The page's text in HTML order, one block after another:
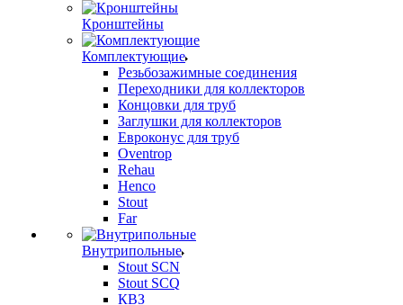
Кронштейны
Комплектующие
Резьбозажимные соединения
Переходники для коллекторов
Концовки для труб
Заглушки для коллекторов
Евроконус для труб
Oventrop
Rehau
Henco
Stout
Far
Внутрипольные
Stout SCN
Stout SCQ
КВЗ